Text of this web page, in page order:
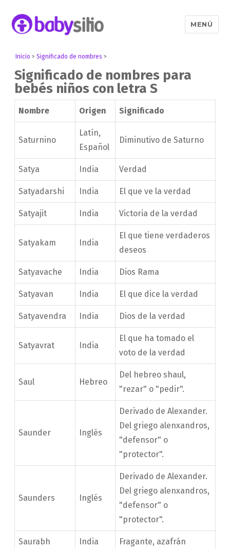
MENÚ
Inicio >Significado de nombres >
Significado de nombres para
bebés niños con letra S
Nombre Origen Significado
Saturnino
Latín,
Español
Diminutivo de Saturno
Satya India Verdad
Satyadarshi India El que ve la verdad
Satyajit India Victoria de la verdad
Satyakam India
El que tiene verdaderos
deseos
Satyavache India Dios Rama
Satyavan India El que dice la verdad
Satyavendra India Dios de la verdad
Satyavrat India
El que ha tomado el
voto de la verdad
Saul Hebreo
Del hebreo shaul,
"rezar" o "pedir".
Saunder Inglés
Derivado de Alexander.
Del griego alenxandros,
"defensor" o
"protector".
Saunders Inglés
Derivado de Alexander.
Del griego alenxandros,
"defensor" o
"protector".
Saurabh India Fragante, azafrán